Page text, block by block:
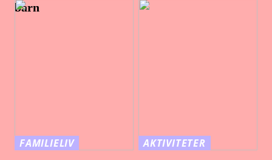
barn
FAMILIELIV
AKTIVITETER